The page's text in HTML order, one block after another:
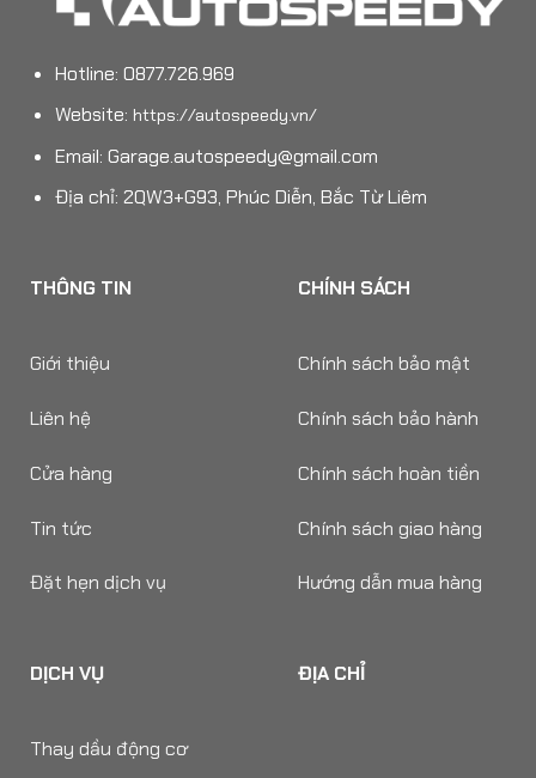
Hotline: 0877.726.969
Website: https://autospeedy.vn/
Email: Garage.autospeedy@gmail.com
Địa chỉ: 2QW3+G93, Phúc Diễn, Bắc Từ Liêm
THÔNG TIN
Giới thiệu
Liên hệ
Cửa hàng
Tin tức
Đặt hẹn dịch vụ
CHÍNH SÁCH
Chính sách bảo mật
Chính sách bảo hành
Chính sách hoàn tiền
Chính sách giao hàng
Hướng dẫn mua hàng
DỊCH VỤ
Thay dầu động cơ
ĐỊA CHỈ